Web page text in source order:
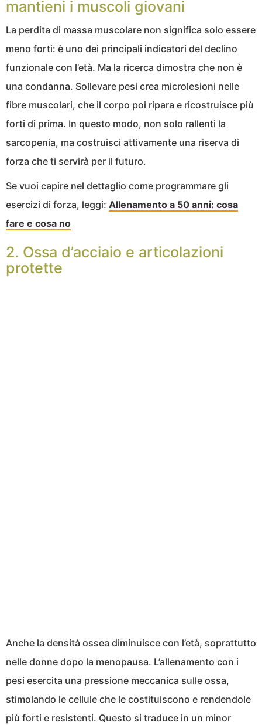
mantieni i muscoli giovani
La perdita di massa muscolare non significa solo essere
meno forti: è uno dei principali indicatori del declino
funzionale con l’età. Ma la ricerca dimostra che non è
una condanna. Sollevare pesi crea microlesioni nelle
fibre muscolari, che il corpo poi ripara e ricostruisce più
forti di prima. In questo modo, non solo rallenti la
sarcopenia, ma costruisci attivamente una riserva di
forza che ti servirà per il futuro.
Se vuoi capire nel dettaglio come programmare gli
esercizi di forza, leggi: Allenamento a 50 anni: cosa
fare e cosa no
2. Ossa d’acciaio e articolazioni
protette
Anche la densità ossea diminuisce con l’età, soprattutto
nelle donne dopo la menopausa. L’allenamento con i
pesi esercita una pressione meccanica sulle ossa,
stimolando le cellule che le costituiscono e rendendole
più forti e resistenti. Questo si traduce in un minor